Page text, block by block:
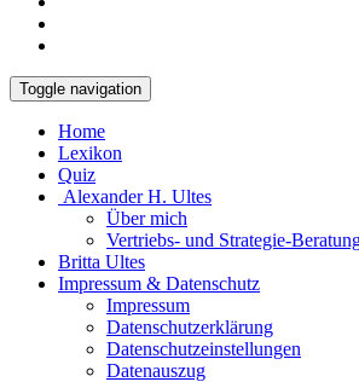
Toggle navigation
Home
Lexikon
Quiz
Alexander H. Ultes
Über mich
Vertriebs- und Strategie-
Britta Ultes
Impressum & Datenschutz
Impressum
Datenschutzerklärung
Datenschutzeinstellungen
Datenauszug